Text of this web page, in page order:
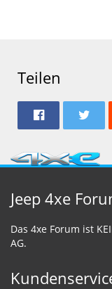
Teilen
Jeep 4xe
Das 4xe Forum ist
AG.